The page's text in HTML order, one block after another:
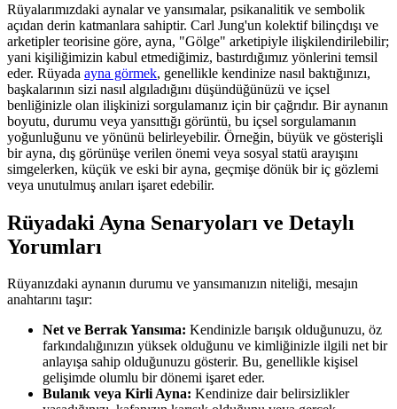
Rüyalarımızdaki aynalar ve yansımalar, psikanalitik ve sembolik
açıdan derin katmanlara sahiptir. Carl Jung'un kolektif bilinçdışı ve
arketipler teorisine göre, ayna, "Gölge" arketipiyle ilişkilendirilebilir;
yani kişiliğimizin kabul etmediğimiz, bastırdığımız yönlerini temsil
eder. Rüyada ayna görmek, genellikle kendinize nasıl baktığınızı,
başkalarının sizi nasıl algıladığını düşündüğünüzü ve içsel
benliğinizle olan ilişkinizi sorgulamanız için bir çağrıdır. Bir aynanın
boyutu, durumu veya yansıttığı görüntü, bu içsel sorgulamanın
yoğunluğunu ve yönünü belirleyebilir. Örneğin, büyük ve gösterişli
bir ayna, dış görünüşe verilen önemi veya sosyal statü arayışını
simgelerken, küçük ve eski bir ayna, geçmişe dönük bir iç gözlemi
veya unutulmuş anıları işaret edebilir.
Rüyadaki Ayna Senaryoları ve Detaylı
Yorumları
Rüyanızdaki aynanın durumu ve yansımanızın niteliği, mesajın
anahtarını taşır:
Net ve Berrak Yansıma: Kendinizle barışık olduğunuzu, öz
farkındalığınızın yüksek olduğunu ve kimliğinizle ilgili net bir
anlayışa sahip olduğunuzu gösterir. Bu, genellikle kişisel
gelişimde olumlu bir dönemi işaret eder.
Bulanık veya Kirli Ayna: Kendinize dair belirsizlikler